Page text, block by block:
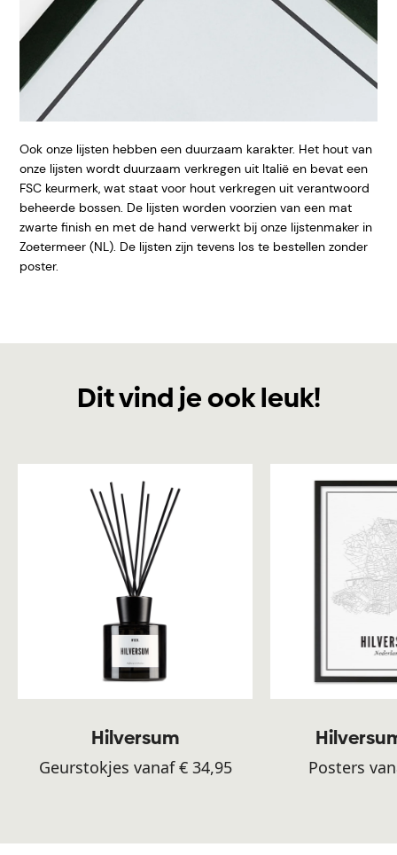
Ook onze lijsten hebben een duurzaam karakter. Het hout van
onze lijsten wordt duurzaam verkregen uit Italië en bevat een
FSC keurmerk, wat staat voor hout verkregen uit verantwoord
beheerde bossen. De lijsten worden voorzien van een mat
zwarte finish en met de hand verwerkt bij onze lijstenmaker in
Zoetermeer (NL). De lijsten zijn tevens los te bestellen zonder
poster.
Dit vind je ook leuk!
Hilversum
Geurstokjes vanaf € 34,95 Posters